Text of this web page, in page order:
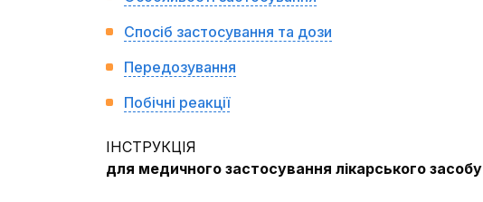
Спосіб застосування та дози
Передозування
Побічні реакції
ІНСТРУКЦІЯ
для медичного застосування лікарського засобу